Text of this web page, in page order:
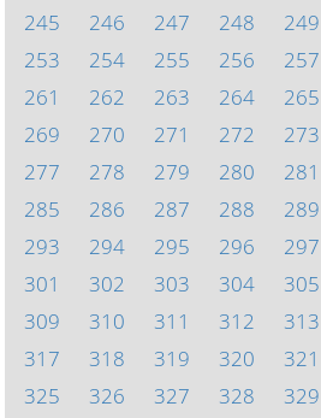
245
246 247 248 249
253
254 255 256 257
261
262 263 264 265
269
270 271 272 273
277
278 279 280 281
285
286 287 288 289
293
294 295 296 297
301
302 303 304 305
309
310 311 312 313
317
318 319 320 321
325
326 327 328 329